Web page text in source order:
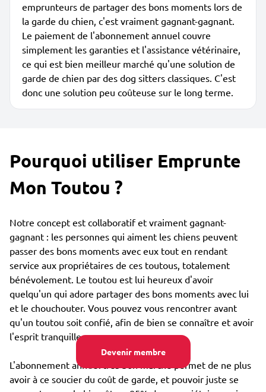
Devenir membre
emprunteurs de partager des bons moments lors de
la garde du chien, c'est vraiment gagnant-gagnant.
Le paiement de l'abonnement annuel couvre
simplement les garanties et l'assistance vétérinaire,
ce qui est bien meilleur marché qu'une solution de
garde de chien par des dog sitters classiques. C'est
donc une solution peu coûteuse sur le long terme.
Pourquoi utiliser Emprunte
Mon Toutou ?
Notre concept est collaboratif et vraiment gagnant-
gagnant : les personnes qui aiment les chiens peuvent
passer des bons moments avec eux tout en rendant
service aux propriétaires de ces toutous, totalement
bénévolement. Le toutou est lui heureux d'avoir
quelqu'un qui adore partager des bons moments avec lui
et le chouchouter. Vous pouvez vous rencontrer avant
qu'un toutou soit confié, afin de bien se connaître et avoir
l'esprit tranquille.
L'abonnement annuel très bon marché permet de ne plus
avoir à ce soucier du coût de garde, et pouvoir juste se